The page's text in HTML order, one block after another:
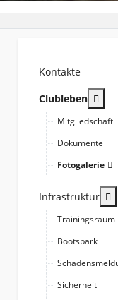
Kontakte
Clubleben
Mitgliedschaft
Dokumente
Fotogalerie
Infrastruktur
Trainingsraum
Bootspark
Sicherheit